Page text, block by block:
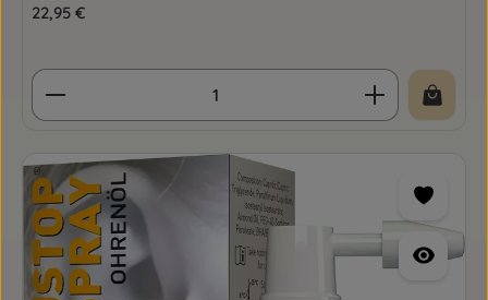
Regulärer Preis:
22,95 €
Produkt Anzahl: Gib den gewünschten Wert